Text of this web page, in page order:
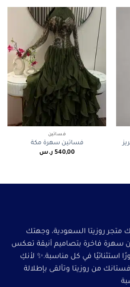
فساتين
فساتين سهرة مكة
540,00 ر.س
متجر روزيتا السعودية، وجهتك
سهرة فاخرة بتصاميم أنيقة تعكس
استثنائيًا في كل مناسبة.✨ لأنكِ
من روزيتا وتألقى بإطلالة